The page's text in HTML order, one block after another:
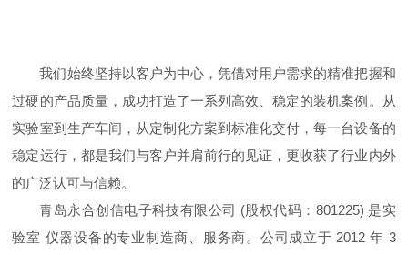
我们始终坚持以客户为中心，凭借对用户需求的精准把握和
过硬的产品质量，成功打造了一系列高效、稳定的装机案例。从
实验室到生产车间，从定制化方案到标准化交付，每一台设备的
稳定运行，都是我们与客户并肩前行的见证，更收获了行业内外
的广泛认可与信赖。
青岛永合创信电子科技有限公司 (股权代码：801225) 是实
验室 仪器设备的专业制造商、服务商。公司成立于 2012 年 3